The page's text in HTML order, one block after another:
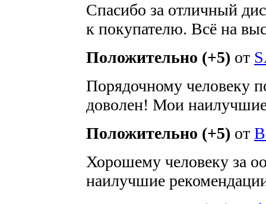
Спасибо за отличный
к покупателю. Всё на
Положительно (+5) от
Порядочному человеку
доволен! Мои
Положительно (+5) от
Хорошему человеку за
наилучшие